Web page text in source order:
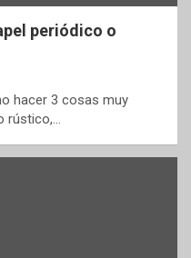
periódico o
hacer 3 cosas muy
rústico,…